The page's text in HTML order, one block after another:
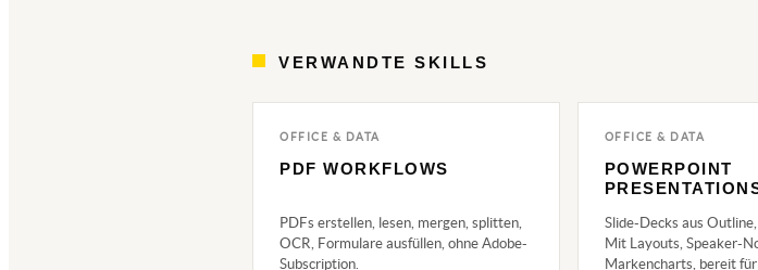
VERWANDTE SKILLS
OFFICE & DATA
PDF WORKFLOWS
PDFs erstellen, lesen, mergen, splitten,
OCR, Formulare ausfüllen, ohne Adobe-
Subscription.
OFFICE & DATA
POWERPOINT
Slide-Decks aus
Mit Layouts, Speaker-
Markencharts, bereit für